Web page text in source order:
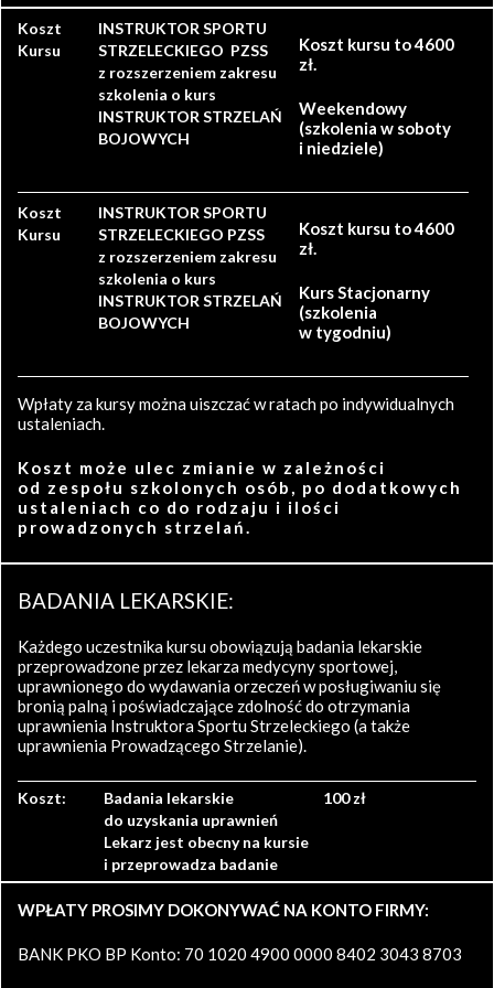
Koszt
Kursu
INSTRUKTOR SPORTU
STRZELECKIEGO PZSS
z rozszerzeniem zakresu
szkolenia o kurs
INSTRUKTOR STRZELAŃ
BOJOWYCH
Koszt kursu to 4600
zł.
Weekendowy
(szkolenia w soboty
i niedziele)
Koszt
Kursu
INSTRUKTOR SPORTU
STRZELECKIEGO PZSS
z rozszerzeniem zakresu
szkolenia o kurs
INSTRUKTOR STRZELAŃ
BOJOWYCH
Koszt kursu to 4600
zł.
Kurs Stacjonarny
(szkolenia
w tygodniu)
Wpłaty za kursy można uiszczać w ratach po indywidualnych
ustaleniach.
Koszt może ulec zmianie w zależności
od zespołu szkolonych osób, po dodatkowych
ustaleniach co do rodzaju i ilości
prowadzonych strzelań.
BADANIA LEKARSKIE:
Każdego uczestnika kursu obowiązują badania lekarskie
przeprowadzone przez lekarza medycyny sportowej,
uprawnionego do wydawania orzeczeń w posługiwaniu się
bronią palną i poświadczające zdolność do otrzymania
uprawnienia Instruktora Sportu Strzeleckiego (a także
uprawnienia Prowadzącego Strzelanie).
Koszt:
Badania lekarskie
do uzyskania uprawnień
Lekarz jest obecny na kursie
i przeprowadza badanie
100 zł
WPŁATY PROSIMY DOKONYWAĆ NA KONTO FIRMY:
BANK PKO BP Konto: 70 1020 4900 0000 8402 3043 8703